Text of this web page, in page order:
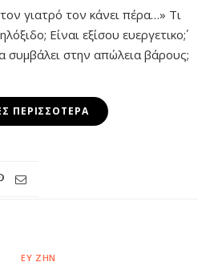
γιατρό τον κάνει πέρα…» Τι
Είναι εξίσου ευεργετικο΄;
συμβάλει στην απώλεια βάρους;
ΠΕΡΙΣΣΌΤΕΡΑ
ΕΥ ΖΗΝ